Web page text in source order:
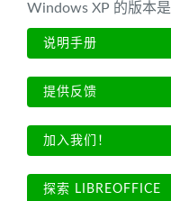
Windows XP 的版本是
说明手册
提供反馈
加入我们！
探索 LIBREOFFICE